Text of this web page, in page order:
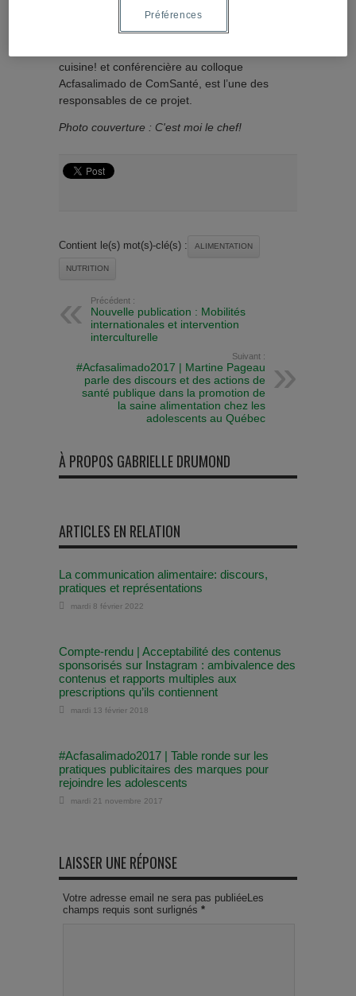
cuisine! et conférencière au colloque
Acfasalimado de ComSanté, est l’une des
responsables de ce projet.
Photo couverture : C'est moi le chef!
Contient le(s) mot(s)-clé(s) : ALIMENTATION
NUTRITION
Précédent :
Nouvelle publication : Mobilités
internationales et intervention
interculturelle
Suivant :
#Acfasalimado2017 | Martine Pageau
parle des discours et des actions de
santé publique dans la promotion de
la saine alimentation chez les
adolescents au Québec
À PROPOS GABRIELLE DRUMOND
ARTICLES EN RELATION
La communication alimentaire: discours,
pratiques et représentations
mardi 8 février 2022
Compte-rendu | Acceptabilité des contenus
sponsorisés sur Instagram : ambivalence des
contenus et rapports multiples aux
prescriptions qu’ils contiennent
mardi 13 février 2018
#Acfasalimado2017 | Table ronde sur les
pratiques publicitaires des marques pour
rejoindre les adolescents
mardi 21 novembre 2017
LAISSER UNE RÉPONSE
Votre adresse email ne sera pas publiéeLes
champs requis sont surlignés *
Préférences